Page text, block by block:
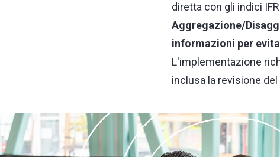
diretta con gli indici
Aggregazione/
informazioni per
L'implementazione
inclusa la revisione